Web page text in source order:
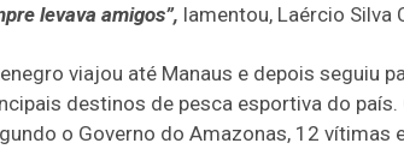
levava amigos”, lamentou, Laércio Silva
viajou até Manaus e depois seguiu
destinos de pesca esportiva do
o Governo do Amazonas, 12